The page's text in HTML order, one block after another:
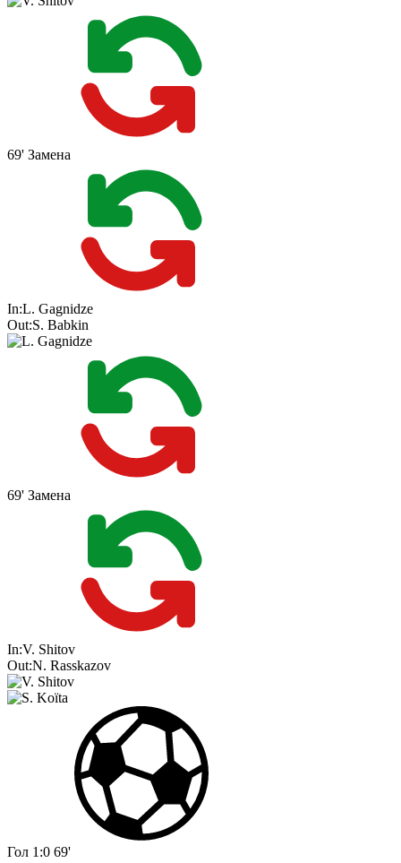
69' Замена
In:L. Gagnidze
Out:S. Babkin
69' Замена
In:V. Shitov
Out:N. Rasskazov
Гол 1:0 69'